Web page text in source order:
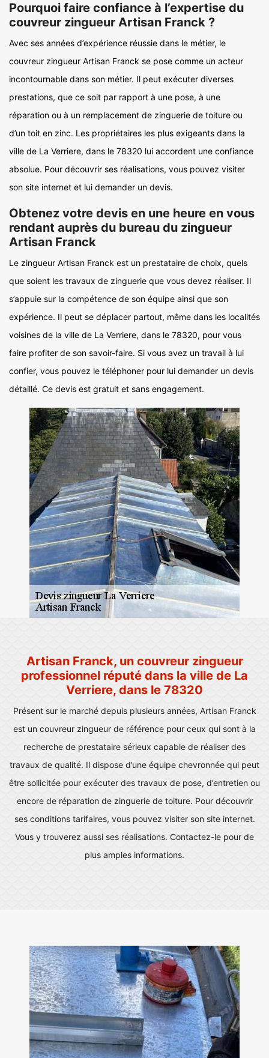
Pourquoi faire confiance à l’expertise du
couvreur zingueur Artisan Franck ?
Avec ses années d’expérience réussie dans le métier, le
couvreur zingueur Artisan Franck se pose comme un acteur
incontournable dans son métier. Il peut exécuter diverses
prestations, que ce soit par rapport à une pose, à une
réparation ou à un remplacement de zinguerie de toiture ou
d’un toit en zinc. Les propriétaires les plus exigeants dans la
ville de La Verriere, dans le 78320 lui accordent une confiance
absolue. Pour découvrir ses réalisations, vous pouvez visiter
son site internet et lui demander un devis.
Obtenez votre devis en une heure en vous
rendant auprès du bureau du zingueur
Artisan Franck
Le zingueur Artisan Franck est un prestataire de choix, quels
que soient les travaux de zinguerie que vous devez réaliser. Il
s’appuie sur la compétence de son équipe ainsi que son
expérience. Il peut se déplacer partout, même dans les localités
voisines de la ville de La Verriere, dans le 78320, pour vous
faire profiter de son savoir-faire. Si vous avez un travail à lui
confier, vous pouvez le téléphoner pour lui demander un devis
détaillé. Ce devis est gratuit et sans engagement.
Artisan Franck, un couvreur zingueur
professionnel réputé dans la ville de La
Verriere, dans le 78320
Présent sur le marché depuis plusieurs années, Artisan Franck
est un couvreur zingueur de référence pour ceux qui sont à la
recherche de prestataire sérieux capable de réaliser des
travaux de qualité. Il dispose d’une équipe chevronnée qui peut
être sollicitée pour exécuter des travaux de pose, d’entretien ou
encore de réparation de zinguerie de toiture. Pour découvrir
ses conditions tarifaires, vous pouvez visiter son site internet.
Vous y trouverez aussi ses réalisations. Contactez-le pour de
plus amples informations.